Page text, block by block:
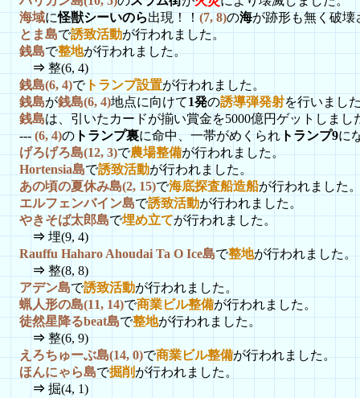
海域に怪獣シーいのら出現！！(7, 8)の海が跡形も無く破壊
とま島で誘致活動が行われました。
銭島で整地が行われました。
⇒ 整(6, 4)
銭島(6, 4)でトランプ設置が行われました。
銭島が銭島(6, 4)地点に向けて1発の誘導弾発射を行いまし
銭島は、引いたカードが揃い賞金を5000億円ゲットしまし
---(6, 4)のトランプ裏に命中、一帯がめくられトランプ9に
げろげろ島(12, 3)で農場整備が行われました。
Hortensia島で誘致活動が行われました。
あの頃の夏休み島(2, 15)で海底探査船造船が行われました
エルフェンバイン島で誘致活動が行われました。
やきそば太郎島で埋め立てが行われました。
⇒埋(9, 4)
Rauffu Haharo Ahoudai Ta O Ice島で整地が行われました。
⇒ 整(8, 8)
アデン島で誘致活動が行われました。
蝋人形の島(11, 14)で商業ビル整備が行われました。
徒然星降るbeat島で整地が行われました。
⇒整(6, 9)
えろちゅーぶ島(14, 0)で商業ビル整備が行われました。
ほんにゃら島で掘削 が行われました。
⇒ 掘(4, 1)